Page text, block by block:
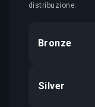
distribuzione:
Bronze
Silver